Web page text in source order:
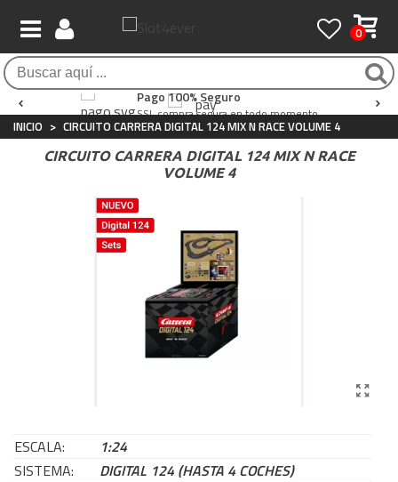
0
Atención al Cliente
Whatsapp+34 697 854 500
Envío Gratis / 24 horas
Para compras superiores a 90€
Pago 100% Seguro
SSL compra segura en todo momento
INICIO > CIRCUITO CARRERA DIGITAL 124 MIX N RACE VOLUME 4
CIRCUITO CARRERA DIGITAL 124 MIX N RACE
VOLUME 4
ESCALA:
1:24
SISTEMA:
DIGITAL 124 (HASTA 4 COCHES)